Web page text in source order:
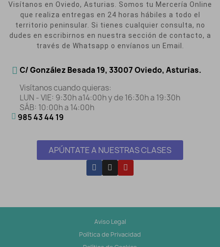
Visítanos en Oviedo, Asturias. Somos tu Mercería Online
que realiza entregas en 24 horas hábiles a todo el
territorio peninsular. Si tienes cualquier consulta, no
dudes en escribirnos en nuestra sección de contacto, a
través de Whatsapp o envíanos un Email.
C/ González Besada 19, 33007 Oviedo, Asturias.
Visítanos cuando quieras:
LUN - VIE: 9:30h a14:00h y de 16:30h a 19:30h
SÁB: 10:00h a 14:00h
985 43 44 19
APÚNTATE A NUESTRAS CLASES
Aviso Legal
Política de Privacidad